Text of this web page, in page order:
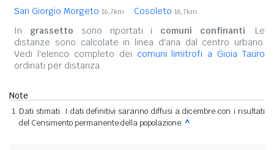
San Giorgio Morgeto 16,7km Cosoleto 16,7km
In grassetto sono riportati i comuni confinanti. Le
distanze sono calcolate in linea d'aria dal centro urbano.
Vedi l'elenco completo dei comuni limitrofi a Gioia Tauro
ordinati per distanza.
Note
Dati stimati. I dati definitivi saranno diffusi a dicembre con i risultati
del Censimento permanente della popolazione. ^